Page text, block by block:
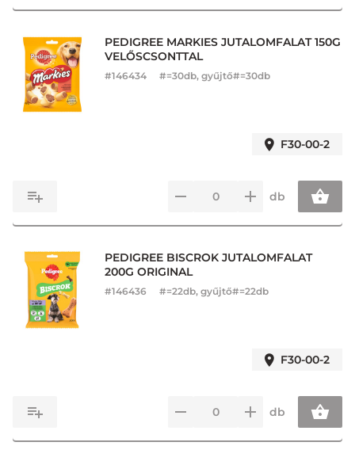
PEDIGREE MARKIES JUTALOMFALAT 150G
VELŐSCSONTTAL
#146434 #=30db, gyűjtő#=30db
F30-00-2
db
PEDIGREE BISCROK JUTALOMFALAT
200G ORIGINAL
#146436 #=22db, gyűjtő#=22db
F30-00-2
db